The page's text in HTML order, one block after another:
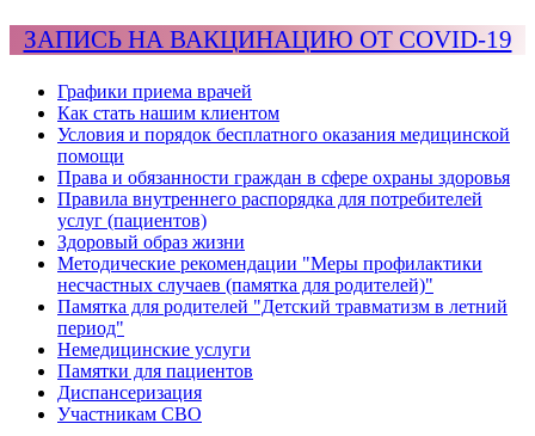
ЗАПИСЬ НА ВАКЦИНАЦИЮ ОТ COVID-19
Графики приема врачей
Как стать нашим клиентом
Условия и порядок бесплатного оказания медицинской
помощи
Права и обязанности граждан в сфере охраны здоровья
Правила внутреннего распорядка для потребителей
услуг (пациентов)
Здоровый образ жизни
Методические рекомендации "Меры профилактики
несчастных случаев (памятка для родителей)"
Памятка для родителей "Детский травматизм в летний
период"
Немедицинские услуги
Памятки для пациентов
Диспансеризация
Участникам СВО